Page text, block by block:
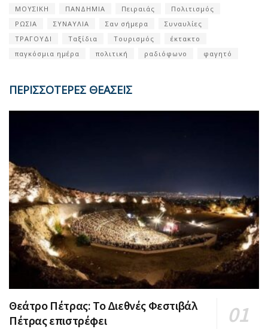
ΜΟΥΣΙΚΗ ΠΑΝΔΗΜΙΑ Πειραιάς
Πολιτισμός
ΡΩΣΙΑ
ΣΥΝΑΥΛΙΑ Σαν σήμερα
Συναυλίες
ΤΡΑΓΟΥΔΙ
Ταξίδια Τουρισμός
έκτακτο
παγκόσμια ημέρα
πολιτική ραδιόφωνο φαγητό
ΠΕΡΙΣΣΟΤΕΡΕΣ ΘΕΑΣΕΙΣ
Θεάτρο Πέτρας: Το Διεθνές Φεστιβάλ
Πέτρας επιστρέφει